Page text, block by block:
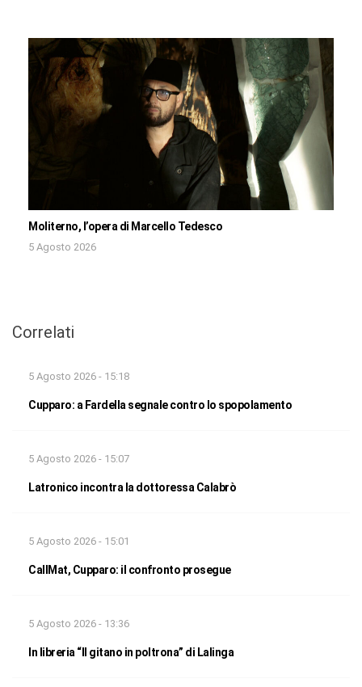
Moliterno, l’opera di Marcello Tedesco
5 Agosto 2026
Correlati
5 Agosto 2026 - 15:18
Cupparo: a Fardella segnale contro lo spopolamento
5 Agosto 2026 - 15:07
Latronico incontra la dottoressa Calabrò
5 Agosto 2026 - 15:01
CallMat, Cupparo: il confronto prosegue
5 Agosto 2026 - 13:36
In libreria “Il gitano in poltrona” di Lalinga